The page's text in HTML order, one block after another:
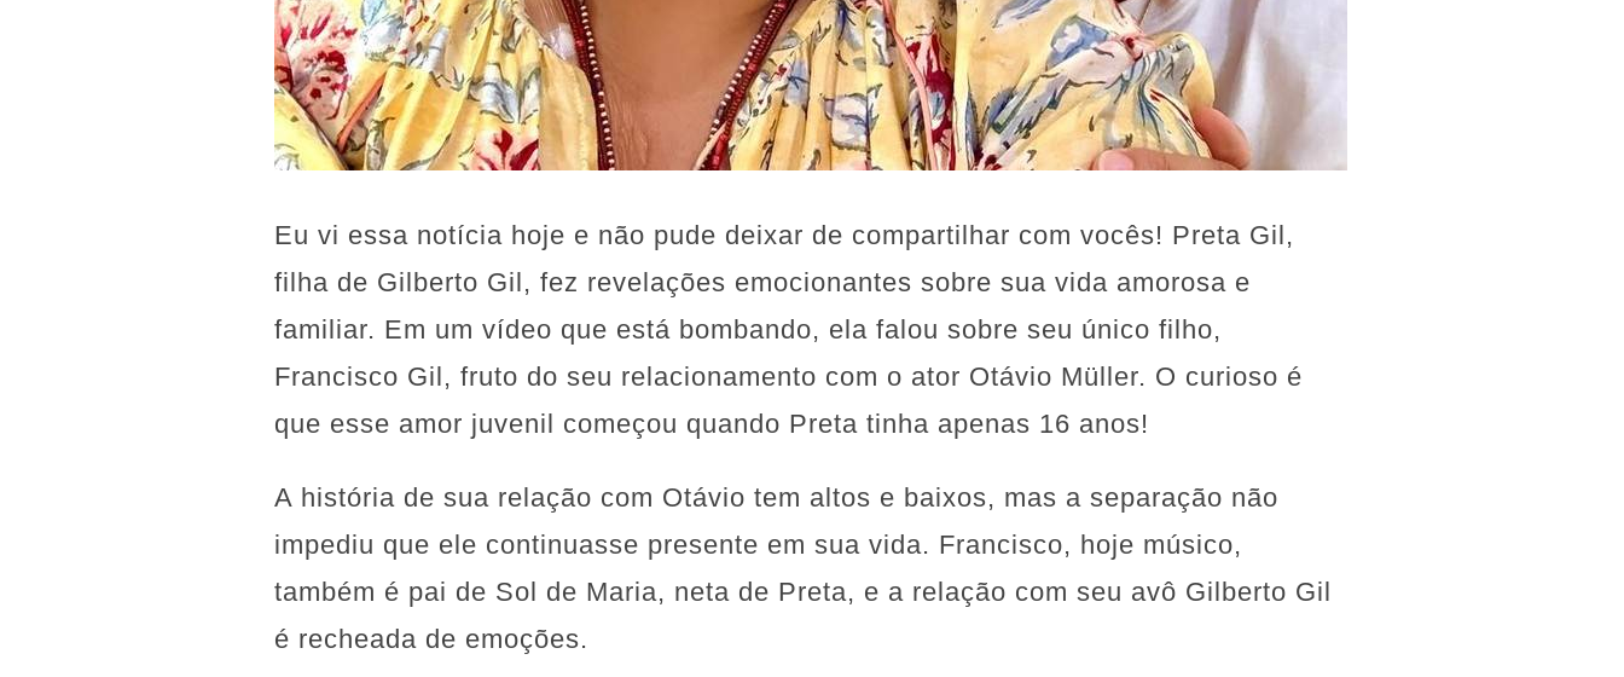
Eu vi essa notícia hoje e não pude deixar de compartilhar com vocês! Preta Gil,
filha de Gilberto Gil, fez revelações emocionantes sobre sua vida amorosa e
familiar. Em um vídeo que está bombando, ela falou sobre seu único filho,
Francisco Gil, fruto do seu relacionamento com o ator Otávio Müller. O curioso é
que esse amor juvenil começou quando Preta tinha apenas 16 anos!
A história de sua relação com Otávio tem altos e baixos, mas a separação não
impediu que ele continuasse presente em sua vida. Francisco, hoje músico,
também é pai de Sol de Maria, neta de Preta, e a relação com seu avô Gilberto Gil
é recheada de emoções.